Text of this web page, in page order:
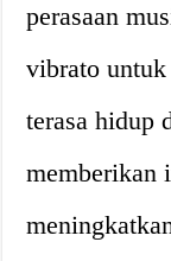
perasaan
vibrato
terasa hidup
memberikan